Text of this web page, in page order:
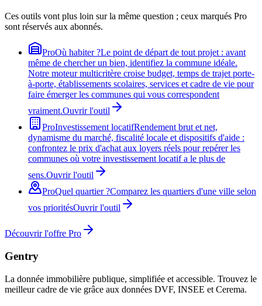
Ces outils vont plus loin sur la même question ; ceux marqués Pro
sont réservés aux abonnés.
ProOù habiter ?Le point de départ de tout projet : avant
même de chercher un bien, identifiez la commune idéale.
Notre moteur multicritère croise budget, temps de trajet porte-
à-porte, établissements scolaires, services et cadre de vie pour
faire émerger les communes qui vous correspondent
vraiment.Ouvrir l'outil
ProInvestissement locatifRendement brut et net,
dynamisme du marché, fiscalité locale et dispositifs d'aide :
confrontez le prix d'achat aux loyers réels pour repérer les
communes où votre investissement locatif a le plus de
sens.Ouvrir l'outil
ProQuel quartier ?Comparez les quartiers d'une ville selon
vos prioritésOuvrir l'outil
Découvrir l'offre Pro
Gentry
La donnée immobilière publique, simplifiée et accessible. Trouvez le
meilleur cadre de vie grâce aux données DVF, INSEE et Cerema.